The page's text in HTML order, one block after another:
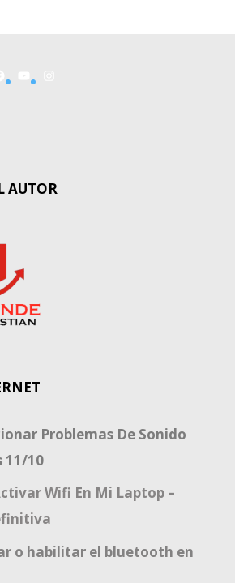
AUTOR
Problemas De Sonido
11/10
Wifi En Mi Laptop –
o habilitar el bluetooth en